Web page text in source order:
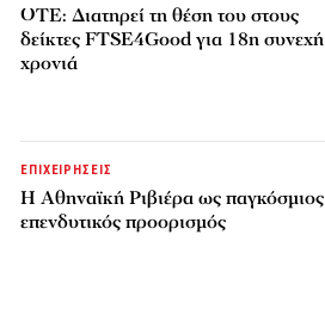
ΟΤΕ: Διατηρεί τη θέση του στους
δείκτες FTSE4Good για 18η συνεχή
χρονιά
ΕΠΙΧΕΙΡΗΣΕΙΣ
Η Αθηναϊκή Ριβιέρα ως παγκόσμιος
επενδυτικός προορισμός